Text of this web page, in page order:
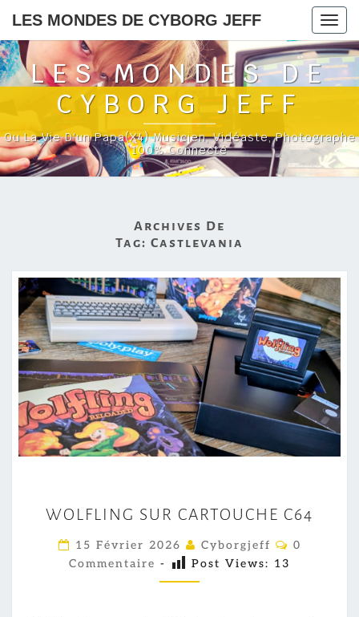
LES MONDES DE CYBORG JEFF
LES MONDES DE
CYBORG JEFF
Ou La Vie D'un Papa(x4) Musicien, Vidéaste, Photographe
100% Connecté
Archives De
Tag: Castlevania
O
L
F
L
WOLFLING SUR CARTOUCHE C64
15 Février 2026 Cyborgjeff
C
M
0
Commentaire - Post Views: 13